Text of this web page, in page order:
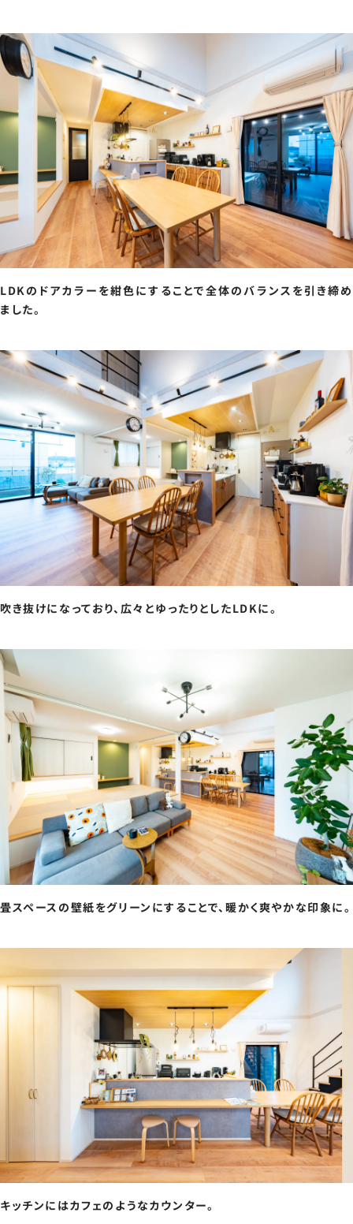
LDKのドアカラーを紺色にすることで全体のバランスを引き締め
ました。
吹き抜けになっており、広々とゆったりとしたLDKに。
畳スペースの壁紙をグリーンにすることで、暖かく爽やかな印象に。
キッチンにはカフェのようなカウンター。